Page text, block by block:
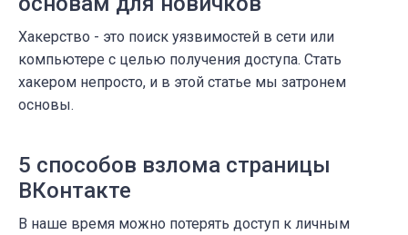
Хакерство - это поиск уязвимостей в сети или
компьютере с целью получения доступа. Стать
хакером непросто, и в этой статье мы затронем
основы.
5 способов взлома страницы
ВКонтакте
В наше время можно потерять доступ к личным